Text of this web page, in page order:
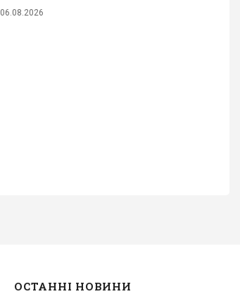
06.08.2026
ОСТАННІ НОВИНИ